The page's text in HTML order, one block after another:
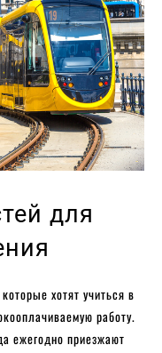
для
хотят учиться в
работу.
ежегодно приезжают